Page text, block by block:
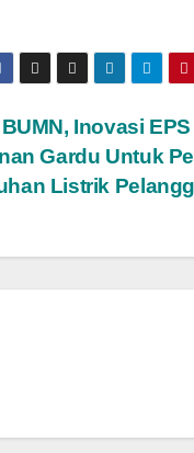
Inovasi
Gardu Untuk
Listrik